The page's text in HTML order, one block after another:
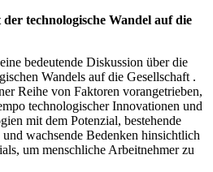
technologische Wandel auf die
bedeutende Diskussion über die
Wandels auf die Gesellschaft .
Reihe von Faktoren vorangetrieben,
technologischer Innovationen und
mit dem Potenzial, bestehende
wachsende Bedenken hinsichtlich
um menschliche Arbeitnehmer zu